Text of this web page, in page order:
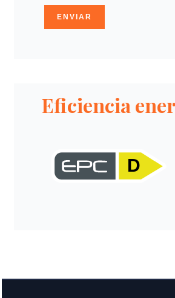
ENVIAR
Eficiencia
D